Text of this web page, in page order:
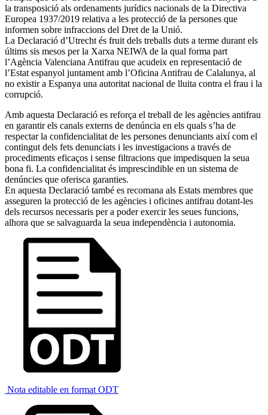
la transposició als ordenaments jurídics nacionals de la Directiva
Europea 1937/2019 relativa a les protecció de la persones que
informen sobre infraccions del Dret de la Unió.
La Declaració d’Utrecht és fruit dels treballs duts a terme durant els
últims sis mesos per la Xarxa NEIWA de la qual forma part
l’Agència Valenciana Antifrau que acudeix en representació de
l’Estat espanyol juntament amb l’Oficina Antifrau de Calalunya, al
no existir a Espanya una autoritat nacional de lluita contra el frau i la
corrupció.
Amb aquesta Declaració es reforça el treball de les agències antifrau
en garantir els canals externs de denúncia en els quals s’ha de
respectar la confidencialitat de les persones denunciants així com el
contingut dels fets denunciats i les investigacions a través de
procediments eficaços i sense filtracions que impedisquen la seua
bona fi. La confidencialitat és imprescindible en un sistema de
denúncies que oferisca garanties.
En aquesta Declaració també es recomana als Estats membres que
asseguren la protecció de les agències i oficines antifrau dotant-les
dels recursos necessaris per a poder exercir les seues funcions,
alhora que se salvaguarda la seua independència i autonomia.
Nota editable en format ODT